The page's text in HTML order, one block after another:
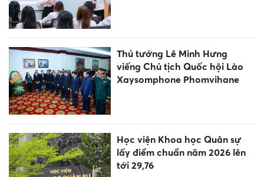
Thủ tướng Lê Minh Hưng
viếng Chủ tịch Quốc hội Lào
Xaysomphone Phomvihane
Học viện Khoa học Quân sự
lấy điểm chuẩn năm 2026 lên
tới 29,76